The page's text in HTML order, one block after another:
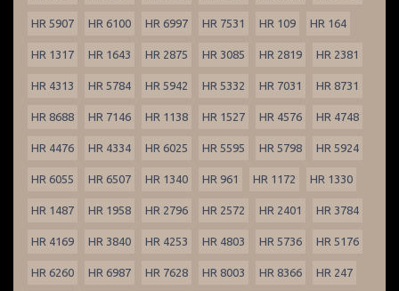
HR 5907 HR 6100 HR 6997 HR 7531 HR 109 HR 164
HR 1317 HR 1643 HR 2875 HR 3085 HR 2819 HR 2381
HR 4313 HR 5784 HR 5942 HR 5332 HR 7031 HR 8731
HR 8688 HR 7146 HR 1138 HR 1527 HR 4576 HR 4748
HR 4476 HR 4334 HR 6025 HR 5595 HR 5798 HR 5924
HR 6055 HR 6507 HR 1340 HR 961 HR 1172 HR 1330
HR 1487 HR 1958 HR 2796 HR 2572 HR 2401 HR 3784
HR 4169 HR 3840 HR 4253 HR 4803 HR 5736 HR 5176
HR 6260 HR 6987 HR 7628 HR 8003 HR 8366 HR 247